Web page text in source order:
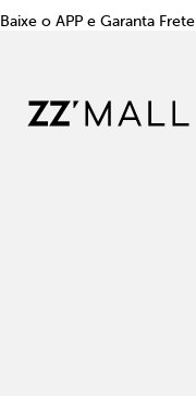
Baixe o APP e Garanta Frete